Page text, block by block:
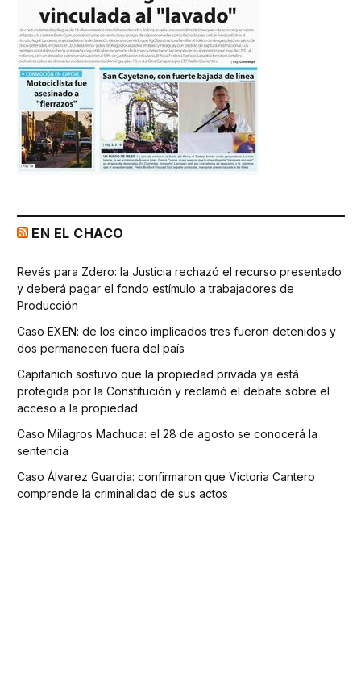
EN EL CHACO
Revés para Zdero: la Justicia rechazó el recurso presentado
y deberá pagar el fondo estímulo a trabajadores de
Producción
Caso EXEN: de los cinco implicados tres fueron detenidos y
dos permanecen fuera del país
Capitanich sostuvo que la propiedad privada ya está
protegida por la Constitución y reclamó el debate sobre el
acceso a la propiedad
Caso Milagros Machuca: el 28 de agosto se conocerá la
sentencia
Caso Álvarez Guardia: confirmaron que Victoria Cantero
comprende la criminalidad de sus actos